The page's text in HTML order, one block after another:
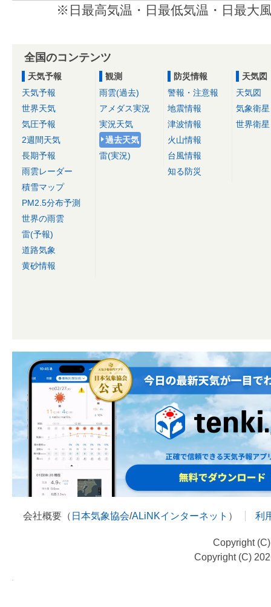
※日最高気温・日最低気温・日最大
全国のコンテンツ
天気予報
天気予報
世界天気
気圧予報
2週間天気
長期予報
雨雲レーダー
積雪マップ
PM2.5分布予測
世界の雨雲
雷(予報)
道路気象
黄砂情報
観測
雨雲(過去)
アメダス実況
実況天気
過去天気
雷(実況)
防災情報
警報・注意報
地震情報
津波情報
火山情報
台風情報
知る防災
天気図
天気図
気象衛星
世界衛星
会社概要（ 日本気象協会/ALiNKインターネット ） 利
Copyright
Copyright (C)